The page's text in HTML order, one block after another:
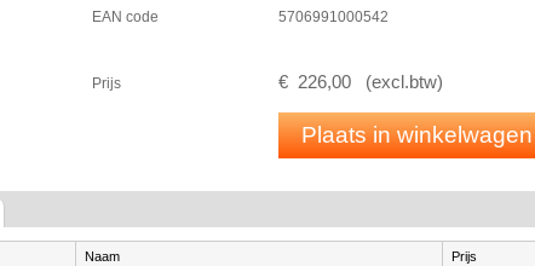
EAN code
5706991000542
Prijs € 226,00 (excl.btw)
Plaats in winkelwagen
Naam Prijs